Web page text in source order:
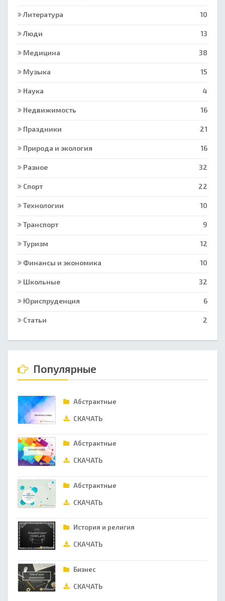
Литература 10
Люди 13
Медицина 38
Музыка 15
Наука 4
Недвижимость 16
Праздники 21
Природа и экология 16
Разное 32
Спорт 22
Технологии 10
Транспорт 9
Туризм 12
Финансы и экономика 10
Школьные 32
Юриспруденция 6
Статьи 2
Популярные
Абстрактные
СКАЧАТЬ
Абстрактные
СКАЧАТЬ
Абстрактные
СКАЧАТЬ
История и религия
СКАЧАТЬ
Бизнес
СКАЧАТЬ